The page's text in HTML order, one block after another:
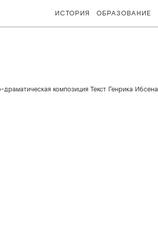
ИСТОРИЯ ОБРАЗОВАНИЕ